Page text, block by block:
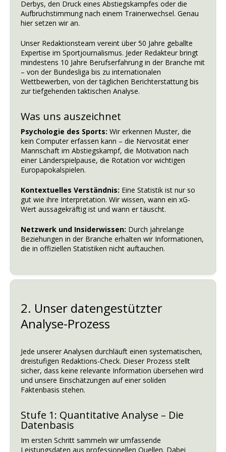
Derbys, den Druck eines Abstiegskampfes oder die
Aufbruchstimmung nach einem Trainerwechsel. Genau
hier setzen wir an.
Unser Redaktionsteam vereint über 50 Jahre geballte
Expertise im Sportjournalismus. Jeder Redakteur bringt
mindestens 10 Jahre Berufserfahrung in der Branche mit
– von der Bundesliga bis zu internationalen
Wettbewerben, von der täglichen Berichterstattung bis
zur tiefgehenden taktischen Analyse.
Was uns auszeichnet
Psychologie des Sports: Wir erkennen Muster, die
kein Computer erfassen kann – die Nervosität einer
Mannschaft im Abstiegskampf, die Motivation nach
einer Länderspielpause, die Rotation vor wichtigen
Europapokalspielen.
Kontextuelles Verständnis: Eine Statistik ist nur so
gut wie ihre Interpretation. Wir wissen, wann ein xG-
Wert aussagekräftig ist und wann er täuscht.
Netzwerk und Insiderwissen: Durch jahrelange
Beziehungen in der Branche erhalten wir Informationen,
die in offiziellen Statistiken nicht auftauchen.
2. Unser datengestützter
Analyse-Prozess
Jede unserer Analysen durchläuft einen systematischen,
dreistufigen Redaktions-Check. Dieser Prozess stellt
sicher, dass keine relevante Information übersehen wird
und unsere Einschätzungen auf einer soliden
Faktenbasis stehen.
Stufe 1: Quantitative Analyse – Die
Datenbasis
Im ersten Schritt sammeln wir umfassende
Leistungsdaten aus professionellen Quellen. Dabei